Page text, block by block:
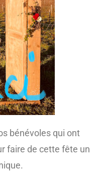
bénévoles qui ont
faire de cette fête un